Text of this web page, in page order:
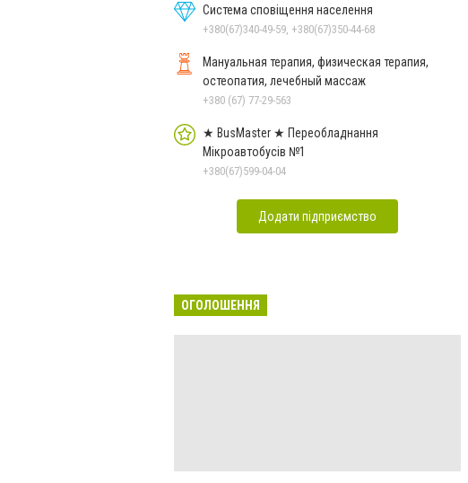
Система сповіщення населення
+380(67)340-49-59, +380(67)350-44-68
Мануальная терапия, физическая терапия,
остеопатия, лечебный массаж
+380 (67) 77-29-563
★ BusMaster ★ Переобладнання
Мікроавтобусів №1
+380(67)599-04-04
Додати підприємство
ОГОЛОШЕННЯ